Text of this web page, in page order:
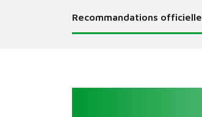
Recommandations